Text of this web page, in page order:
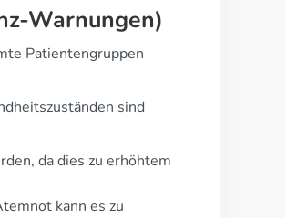
Warnungen)
Patientengruppen
sind
da dies zu erhöhtem
kann es zu